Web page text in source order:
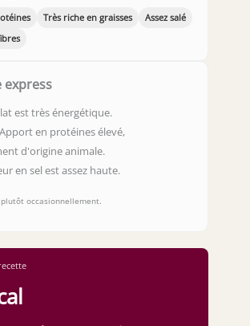
Très riche en graisses
Assez salé
express
est très énergétique.
Apport en protéines élevé,
d'origine animale.
en sel est assez haute.
occasionnellement.